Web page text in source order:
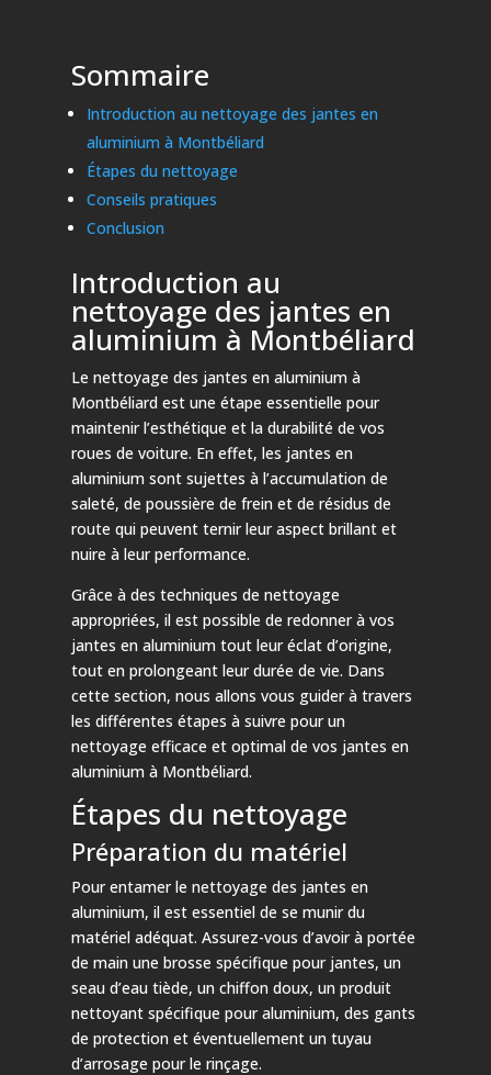
Sommaire
Introduction au nettoyage des jantes en
aluminium à Montbéliard
Étapes du nettoyage
Conseils pratiques
Conclusion
Introduction au
nettoyage des jantes en
aluminium à Montbéliard
Le nettoyage des jantes en aluminium à
Montbéliard est une étape essentielle pour
maintenir l’esthétique et la durabilité de vos
roues de voiture. En effet, les jantes en
aluminium sont sujettes à l’accumulation de
saleté, de poussière de frein et de résidus de
route qui peuvent ternir leur aspect brillant et
nuire à leur performance.
Grâce à des techniques de nettoyage
appropriées, il est possible de redonner à vos
jantes en aluminium tout leur éclat d’origine,
tout en prolongeant leur durée de vie. Dans
cette section, nous allons vous guider à travers
les différentes étapes à suivre pour un
nettoyage efficace et optimal de vos jantes en
aluminium à Montbéliard.
Étapes du nettoyage
Préparation du matériel
Pour entamer le nettoyage des jantes en
aluminium, il est essentiel de se munir du
matériel adéquat. Assurez-vous d’avoir à portée
de main une brosse spécifique pour jantes, un
seau d’eau tiède, un chiffon doux, un produit
nettoyant spécifique pour aluminium, des gants
de protection et éventuellement un tuyau
d’arrosage pour le rinçage.